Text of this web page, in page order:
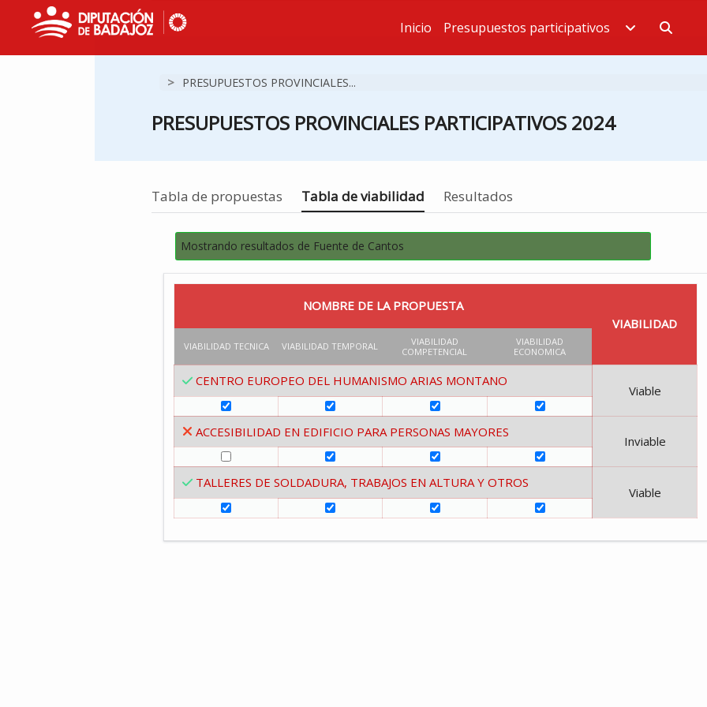
Estás en
Inicio Presupuestos participativos
> PRESUPUESTOS PROVINCIALES...
PRESUPUESTOS PROVINCIALES PARTICIPATIVOS 2024
Tabla de propuestas Estás en
Tabla de viabilidad Resultados
Mostrando resultados de Fuente de Cantos
NOMBRE DE LA PROPUESTA
VIABILIDAD
VIABILIDAD TECNICA VIABILIDAD TEMPORAL
VIABILIDAD
COMPETENCIAL
VIABILIDAD
ECONOMICA
CENTRO EUROPEO DEL HUMANISMO ARIAS MONTANO
Viable
ACCESIBILIDAD EN EDIFICIO PARA PERSONAS MAYORES
Inviable
TALLERES DE SOLDADURA, TRABAJOS EN ALTURA Y OTROS
Viable